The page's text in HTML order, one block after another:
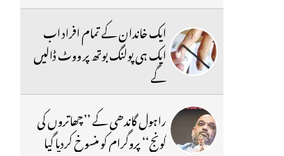
ایک خاندان کے تمام افراد اب
ایک ہی پولنگ بوتھ پر ووٹ ڈالیں
گے
راہول گاندھی کے ’’چھاتروں کی
گونج‘‘ پروگرام کو منسوخ کردیا گیا